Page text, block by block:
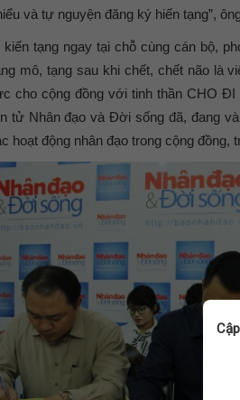
và tự nguyện đăng ký hiến tạng”,
tạng ngay tại chỗ cùng cán bộ,
mô, tạng sau khi chết, chết não là
cho cộng đồng với tinh thần CHO
tử Nhân đạo và Đời sống đã, đang
hoạt động nhân đạo trong cộng đồng,